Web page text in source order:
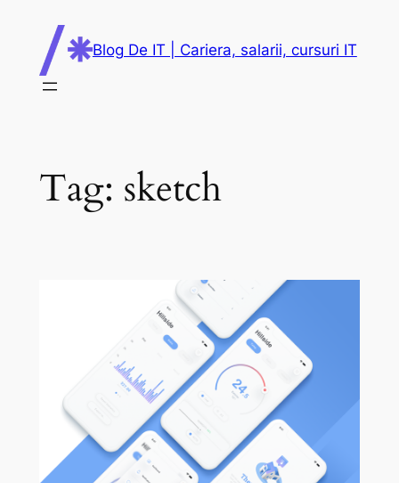
content
Blog De IT | Cariera, salarii, cursuri IT
Tag: sketch